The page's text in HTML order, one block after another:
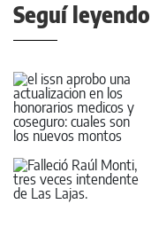
Seguí leyendo